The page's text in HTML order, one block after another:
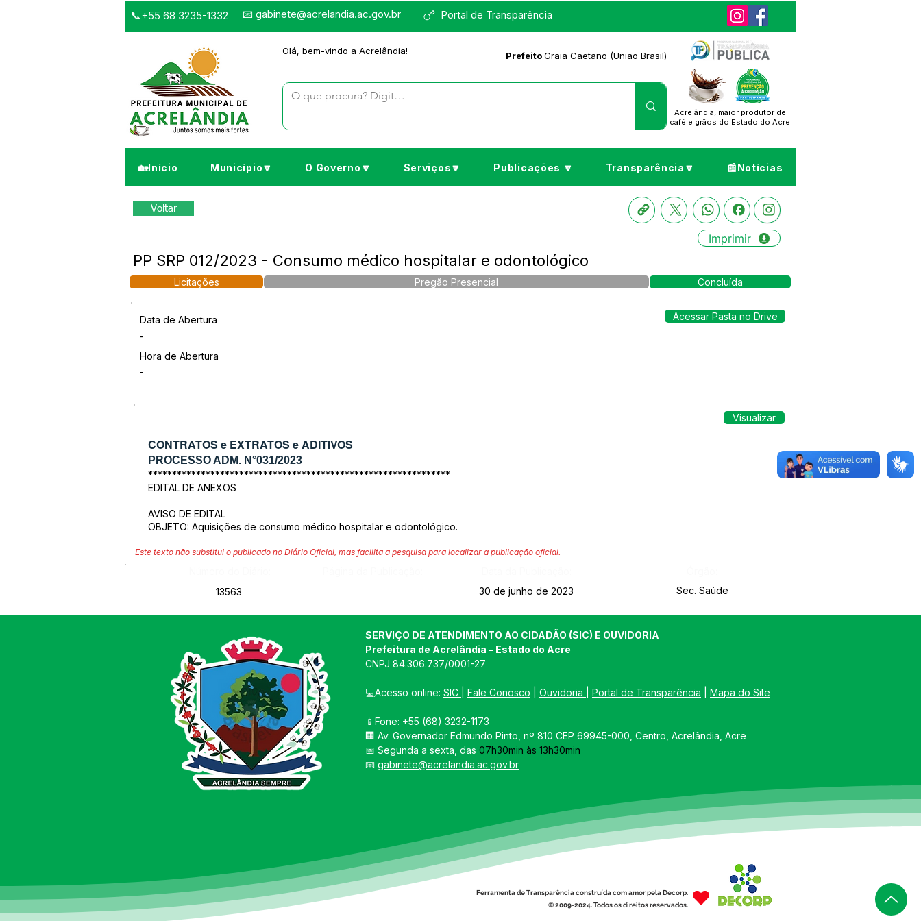
Portal de Transparência
📞+55 68 3235-1332 📧 gabinete@acrelandia.ac.gov.br
Olá, bem-vindo a Acrelândia! PrefeitoGraia Caetano (União Brasil)
Acrelândia, maior produtor de
café e grãos do Estado do Acre
🏡Início Município🔽 O Governo🔽 Serviços🔽 Publicações 🔽 Transparência🔽 📰Notícias
Voltar
Imprimir
PP SRP 012/2023 - Consumo médico hospitalar e odontológico
Licitações Pregão Presencial Concluída
Data de Abertura
-
Hora de Abertura
-
Acessar Pasta no Drive
Visualizar
CONTRATOS e EXTRATOS e ADITIVOS
PROCESSO ADM. N°031/2023
***************************************************************
EDITAL DE ANEXOS
AVISO DE EDITAL
OBJETO: Aquisições de consumo médico hospitalar e odontológico.
Este texto não substitui o publicado no Diário Oficial, mas facilita a pesquisa para localizar a publicação oficial.
13563
30 de junho de 2023 Sec. Saúde
SERVIÇO DE ATENDIMENTO AO CIDADÃO (SIC) E OUVIDORIA
Prefeitura de Acrelândia - Estado do Acre
CNPJ 84.306.737/0001-27
💻Acesso online: SIC Fale Conosco Ouvidoria Portal de Transparência Mapa do Site
📱Fone: +55 (68) 3232-1173
🏢 Av. Governador Edmundo Pinto, nº 810 CEP 69945-000, Centro, Acrelândia, Acre
📅 Segunda a sexta, das 07h30min às 13h30min
📧 gabinete@acrelandia.ac.gov.br
Ferramenta de Transparência construída com amor pela Decorp.
© 2009-2024. Todos os direitos reservados.